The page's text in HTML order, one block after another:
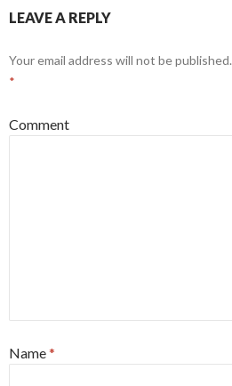
LEAVE A REPLY
Your email address will not be published.
*
Comment
Name*